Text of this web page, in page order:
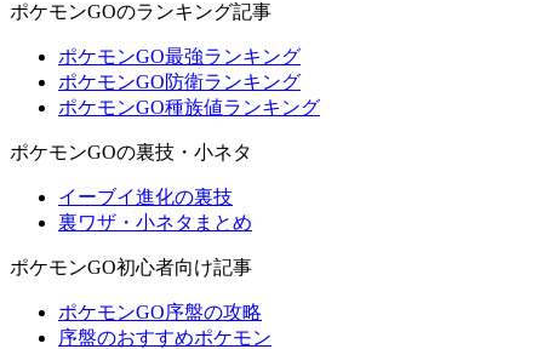
ポケモンGOのランキング記事
ポケモンGO最強ランキング
ポケモンGO防衛ランキング
ポケモンGO種族値ランキング
ポケモンGOの裏技・小ネタ
イーブイ進化の裏技
裏ワザ・小ネタまとめ
ポケモンGO初心者向け記事
ポケモンGO序盤の攻略
序盤のおすすめポケモン